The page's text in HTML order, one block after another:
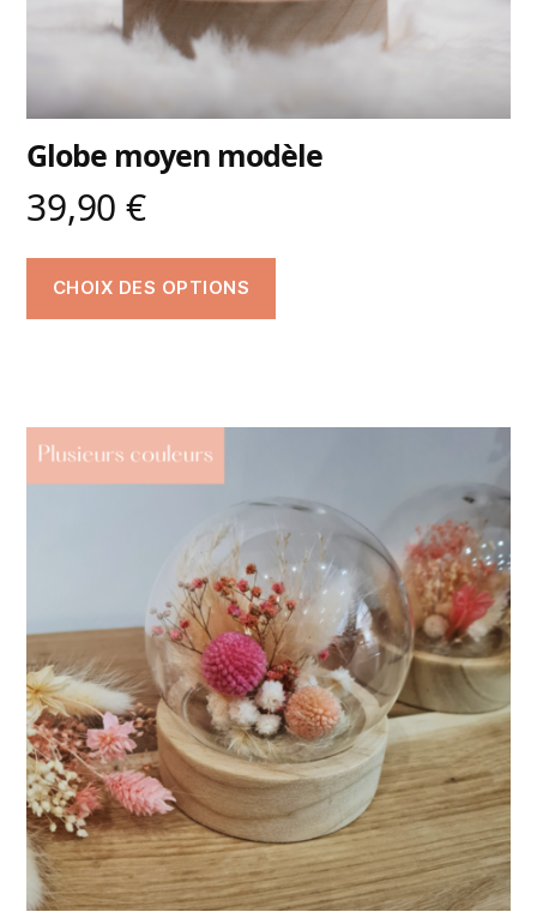
Globe moyen modèle
39,90 €
CHOIX DES OPTIONS